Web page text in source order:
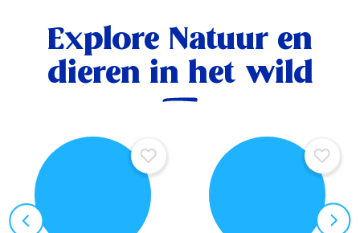
Explore Natuur en
dieren in het wild